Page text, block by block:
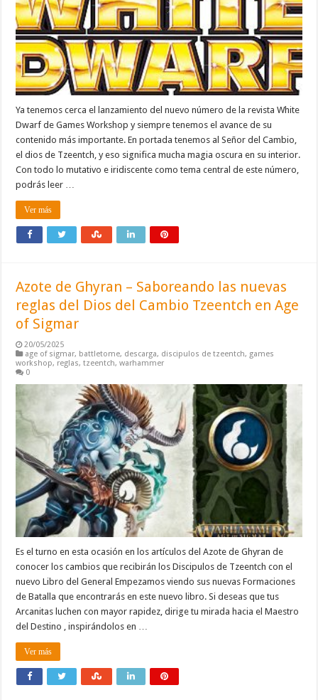
Ya tenemos cerca el lanzamiento del nuevo número de la revista White
Dwarf de Games Workshop y siempre tenemos el avance de su
contenido más importante. En portada tenemos al Señor del Cambio,
el dios de Tzeentch, y eso significa mucha magia oscura en su interior.
Con todo lo mutativo e iridiscente como tema central de este número,
podrás leer …
Ver más
Azote de Ghyran – Saboreando las nuevas
reglas del Dios del Cambio Tzeentch en Age
of Sigmar
20/05/2025
age of sigmar, battletome, descarga, discipulos de tzeentch, games
workshop, reglas,tzeentch,warhammer
0
Es el turno en esta ocasión en los artículos del Azote de Ghyran de
conocer los cambios que recibirán los Discipulos de Tzeentch con el
nuevo Libro del General Empezamos viendo sus nuevas Formaciones
de Batalla que encontrarás en este nuevo libro. Si deseas que tus
Arcanitas luchen con mayor rapidez, dirige tu mirada hacia el Maestro
del Destino , inspirándolos en …
Ver más